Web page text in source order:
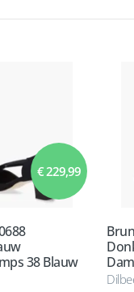
€ 229,99
38 Blauw